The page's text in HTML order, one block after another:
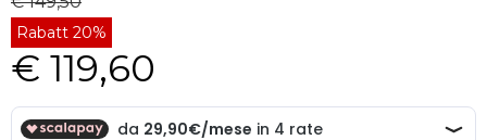
Rabatt 20%
€ 119,60